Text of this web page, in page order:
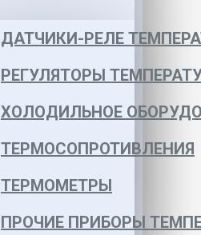
ДАТЧИКИ-РЕЛЕ
РЕГУЛЯТОРЫ
ХОЛОДИЛЬНОЕ
ТЕРМОСОПРОТИВЛЕНИЯ
ТЕРМОМЕТРЫ
ПРОЧИЕ ПРИБОРЫ